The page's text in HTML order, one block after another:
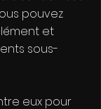
pouvez
et
sous-
eux pour